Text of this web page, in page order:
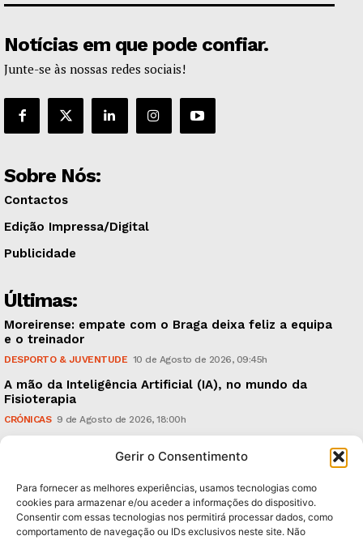
Gerir o Consentimento
Para fornecer as melhores experiências, usamos tecnologias como
cookies para armazenar e/ou aceder a informações do dispositivo.
Consentir com essas tecnologias nos permitirá processar dados, como
comportamento de navegação ou IDs exclusivos neste site. Não
Notícias em que pode confiar.
Junte-se às nossas redes sociais!
Sobre Nós:
Contactos
Edição Impressa/Digital
Publicidade
Últimas:
Moreirense: empate com o Braga deixa feliz a equipa
e o treinador
DESPORTO & JUVENTUDE 10 de Agosto de 2026, 09:45h
A mão da Inteligência Artificial (IA), no mundo da
Fisioterapia
CRÓNICAS 9 de Agosto de 2026, 18:00h
18.926 espectadores
Subscreva Newsletter: